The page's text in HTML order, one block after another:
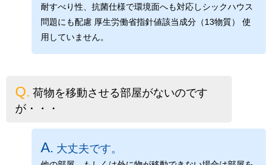
耐すべり性、抗菌仕様で環境面へも対応しシックハウス
問題にも配慮 厚生労働省指針値該当成分（13物質） 使
用していません。
荷物を移動させる部屋がないのです
が・・・
大丈夫です。